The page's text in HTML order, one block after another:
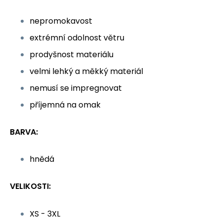
nepromokavost
extrémní odolnost větru
prodyšnost materiálu
velmi lehký a měkký materiál
nemusí se impregnovat
příjemná na omak
BARVA:
hnědá
VELIKOSTI:
XS - 3XL